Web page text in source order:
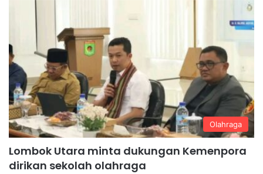
Olahraga
Lombok Utara minta dukungan Kemenpora
dirikan sekolah olahraga